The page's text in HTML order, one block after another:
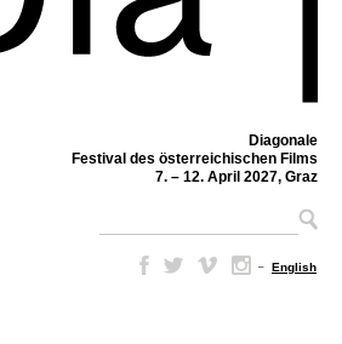
Diagonale
Festival des österreichischen Films
7. – 12. April 2027, Graz
– English